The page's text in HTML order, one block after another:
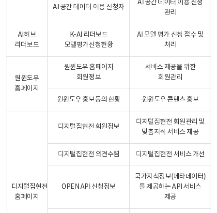
AI 공간 데이터 이용 신청자
AI 공간 데이터 이용 신청
관리
AI허브
리더보드
K-AI 리더보드
모델평가신청현황
AI 모델 평가 신청 접수 및
처리
원윈도우
홈페이지
원윈도우 홈페이지
회원정보
서비스 제공을 위한
회원관리
원윈도우 홍보동의 현황 원윈도우 콘텐츠 홍보
디지털집현전
홈페이지
디지털집현전 회원정보
디지털집현전 회원관리 및
맞춤지식 서비스 제공
디지털집현전 의견수렴 디지털집현전 서비스 개선
OPEN API 신청정보
국가지식정보(메타데이터)
를 제공하는 API 서비스
제공